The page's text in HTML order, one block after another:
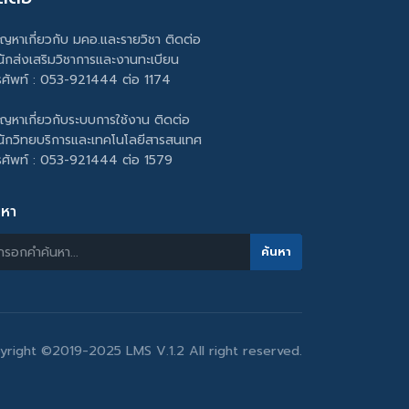
หาเกี่ยวกับ มคอ.และรายวิชา ติดต่อ
กส่งเสริมวิชาการและงานทะเบียน
ศัพท์ : 053-921444 ต่อ 1174
หาเกี่ยวกับระบบการใช้งาน ติดต่อ
กวิทยบริการและเทคโนโลยีสารสนเทศ
ศัพท์ : 053-921444 ต่อ 1579
า
©2019-2025 LMS V.1.2 All right reserved.